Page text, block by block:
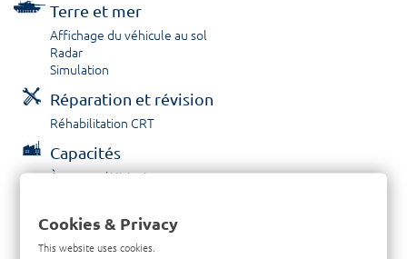
Terre et mer
Affichage du véhicule au sol
Radar
Simulation
Réparation et révision
Réhabilitation CRT
Capacités
À propos / Historique
Contactez nous
Cookies & Privacy
This website uses cookies.